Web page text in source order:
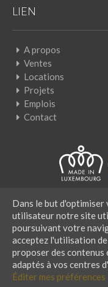
LIEN
A propos
Ventes
Locations
Projets
Emplois
Contact
Powered by
Copyright © IMMO
Dans le but
utilisateur notre site
poursuivant votre
acceptez l'utilisation
proposer des
adaptés à vos centres
Éditer mes préférences